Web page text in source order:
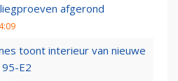
afgerond
toont interieur van nieuwe
E2